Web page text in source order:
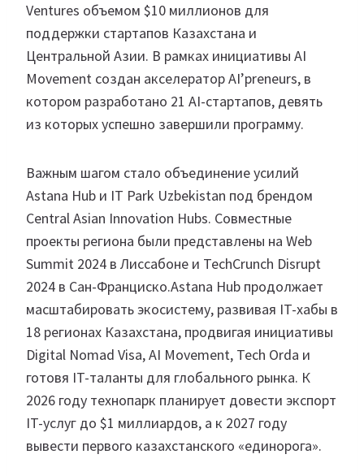
Ventures объемом $10 миллионов для
поддержки стартапов Казахстана и
Центральной Азии. В рамках инициативы AI
Movement создан акселератор AI’preneurs, в
котором разработано 21 AI-стартапов, девять
из которых успешно завершили программу.
Важным шагом стало объединение усилий
Astana Hub и IT Park Uzbekistan под брендом
Central Asian Innovation Hubs. Совместные
проекты региона были представлены на Web
Summit 2024 в Лиссабоне и TechCrunch Disrupt
2024 в Сан-Франциско.Astana Hub продолжает
масштабировать экосистему, развивая IT-хабы в
18 регионах Казахстана, продвигая инициативы
Digital Nomad Visa, AI Movement, Tech Orda и
готовя IT-таланты для глобального рынка. К
2026 году технопарк планирует довести экспорт
IT-услуг до $1 миллиардов, а к 2027 году
вывести первого казахстанского «единорога».